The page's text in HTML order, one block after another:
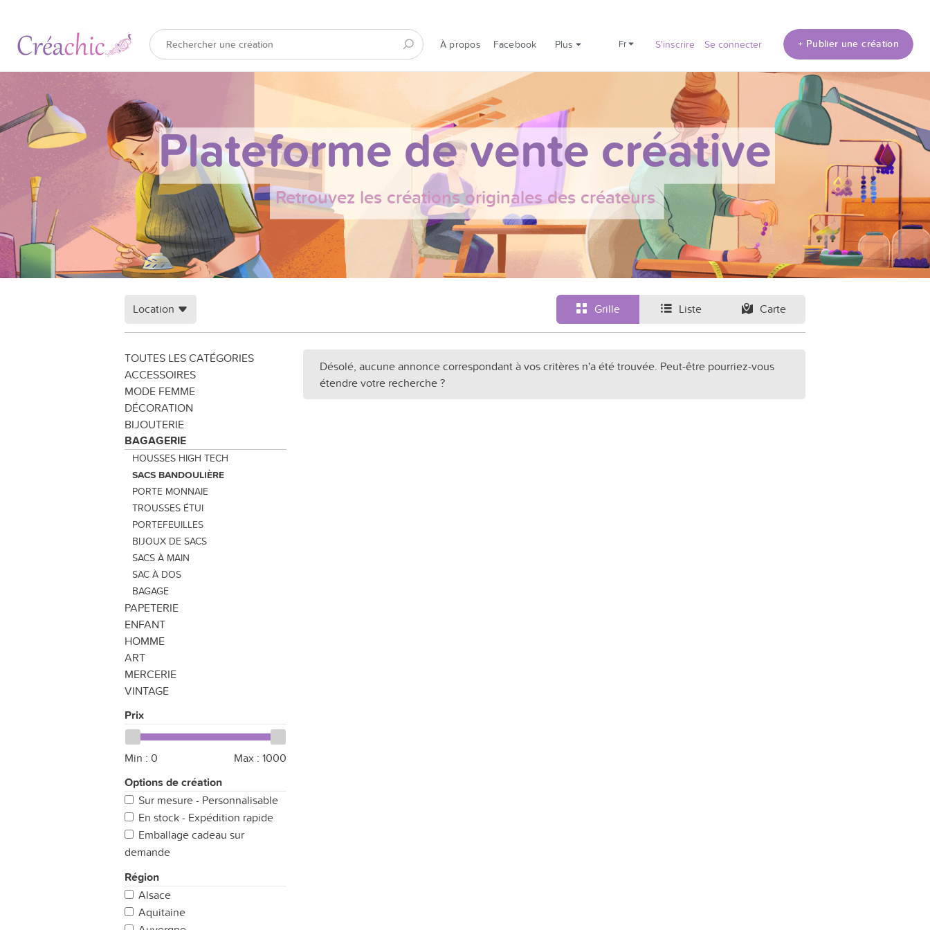
À propos Facebook Plus fr S'inscrire Se connecter + Publier une création
Plateforme de vente créative
Retrouvez les créations originales des créateurs
Grille Liste Carte
Location
TOUTES LES CATÉGORIES
ACCESSOIRES
MODE FEMME
DÉCORATION
BIJOUTERIE
BAGAGERIE
HOUSSES HIGH TECH
SACS BANDOULIÈRE
PORTE MONNAIE
TROUSSES ÉTUI
PORTEFEUILLES
BIJOUX DE SACS
SACS À MAIN
SAC À DOS
BAGAGE
PAPETERIE
ENFANT
HOMME
ART
MERCERIE
VINTAGE
Prix
Min : 0 Max : 1000
Options de création
Sur mesure - Personnalisable
En stock - Expédition rapide
Emballage cadeau sur
demande
Région
Alsace
Aquitaine
Désolé, aucune annonce correspondant à vos critères n'a été trouvée. Peut-être pourriez-vous
étendre votre recherche ?